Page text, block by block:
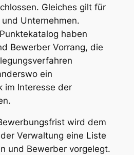
Gleiches gilt für
Unternehmen.
haben
Bewerber Vorrang, die
ein
im Interesse der
wird dem
Verwaltung eine Liste
und Bewerber vorgelegt.